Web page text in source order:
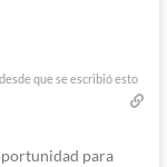
que se escribió esto
para